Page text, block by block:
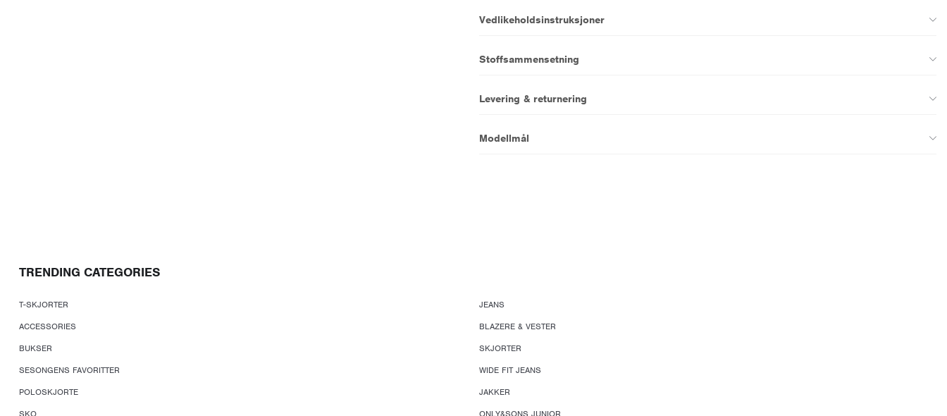
Vedlikeholdsinstruksjoner
Stoffsammensetning
Levering & returnering
Modellmål
TRENDING CATEGORIES
T-SKJORTER
JEANS
ACCESSORIES
BLAZERE & VESTER
BUKSER
SKJORTER
SESONGENS FAVORITTER
WIDE FIT JEANS
POLOSKJORTE
JAKKER